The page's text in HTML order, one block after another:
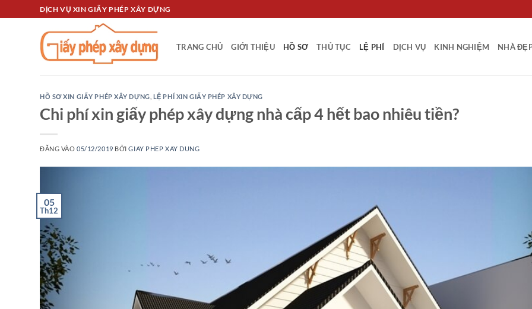
qua
DỊCH VỤ XIN GIẤY PHÉP XÂY DỰNG
TRANG CHỦ GIỚI THIỆU HỒ SƠ THỦ TỤC LỆ PHÍ DỊCH VỤ KINH NGHIỆM NHÀ
HỒ SƠ XIN GIẤY PHÉP XÂY DỰNG LỆ PHÍ XIN GIẤY PHÉP XÂY DỰNG
Chi phí xin giấy phép xây dựng nhà cấp 4 hết bao nhiêu tiền?
ĐĂNG VÀO05/12/2019 BỞIGIAY PHEP XAY DUNG
05
Th12